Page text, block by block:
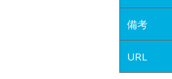
備考
URL